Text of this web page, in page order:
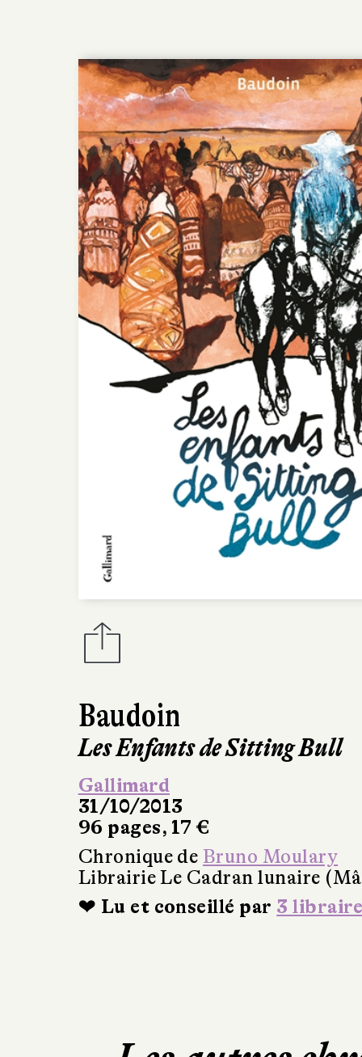
Baudoin
Les Enfants de Sitting Bull
Gallimard
31/10/2013
96 pages, 17 €
Chronique de Bruno Moulary
Librairie Le Cadran lunaire
❤ Lu et conseillé par 3